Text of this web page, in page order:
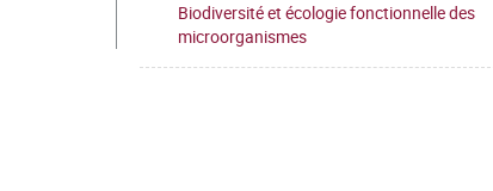
Biodiversité et écologie fonctionnelle des
microorganismes